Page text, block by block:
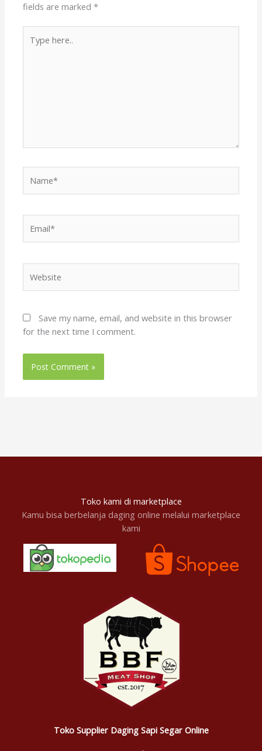
fields are marked*
here..
Save my name, email, and website in this browser
for the next time I comment.
Toko kami di marketplace
Kamu bisa berbelanja daging online melalui marketplace
kami
Toko Supplier Daging Sapi Segar Online